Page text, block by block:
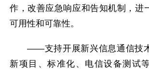
作，改善应急响应和告知机制，进
可用性和可靠性。
——支持开展新兴信息通信技
新项目、标准化、电信设备测试